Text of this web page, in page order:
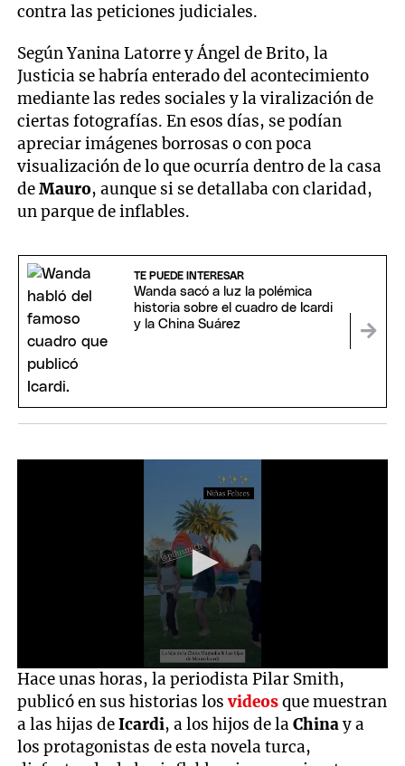
contra las peticiones judiciales.
Según Yanina Latorre y Ángel de Brito, la
Justicia se habría enterado del acontecimiento
mediante las redes sociales y la viralización de
ciertas fotografías. En esos días, se podían
apreciar imágenes borrosas o con poca
visualización de lo que ocurría dentro de la casa
deMauro, aunque si se detallaba con claridad,
un parque de inflables.
TE PUEDE INTERESAR
Wanda sacó a luz la polémica
historia sobre el cuadro de Icardi
y la China Suárez
0
seconds
of
14
seconds
Hace unas horas, la periodista Pilar Smith,
publicó en sus historias losvideosque muestran
a las hijas deIcardi, a los hijos de laChinay a
los protagonistas de esta novela turca,